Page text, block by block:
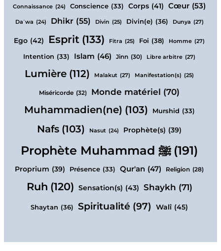
Connaissance (24) Conscience (33) Corps (41) Cœur (53)
Daʿwa (24) Dhikr (55) Divin (25) Divin(e) (36) Dunya (27)
Ego (42) Esprit (133) Fitra (25) Foi (38) Homme (27)
Intention (33) Islam (46) Jinn (30) Libre arbitre (27)
Lumière (112) Malakut (27) Manifestation(s) (25)
Miséricorde (32) Monde matériel (70)
Muhammadien(ne) (103) Murshid (33)
Nafs (103) Nasut (24) Prophète(s) (39)
Prophète Muhammad ﷺ (191)
Proprium (39) Présence (33) Qur'an (47) Religion (28)
Ruh (120) Sensation(s) (43) Shaykh (71)
Shaytan (36) Spiritualité (97) Walî (45)